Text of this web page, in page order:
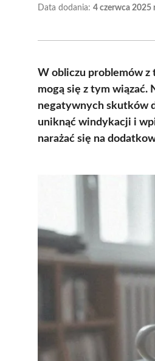
Data dodania: 4 czerwca 2025
W obliczu problemów z
mogą się z tym wiązać.
negatywnych skutków
uniknąć windykacji i
narażać się na